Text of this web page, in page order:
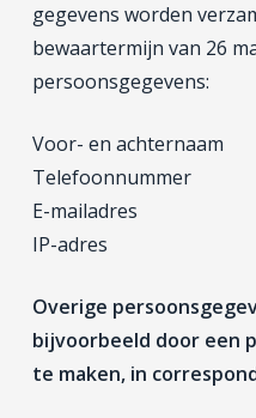
gegevens worden
bewaartermijn van 26
persoonsgegevens:
Voor- en achternaam
Telefoonnummer
E-mailadres
IP-adres
Overige
bijvoorbeeld door een
te maken, in